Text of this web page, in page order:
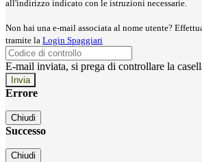
all'indirizzo indicato con le istruzioni necessarie.
Non hai una e-mail associata al nome utente?
tramite la Login Spaggiari
E-mail inviata, si prega di controllare la
Errore
Chiudi
Successo
Chiudi